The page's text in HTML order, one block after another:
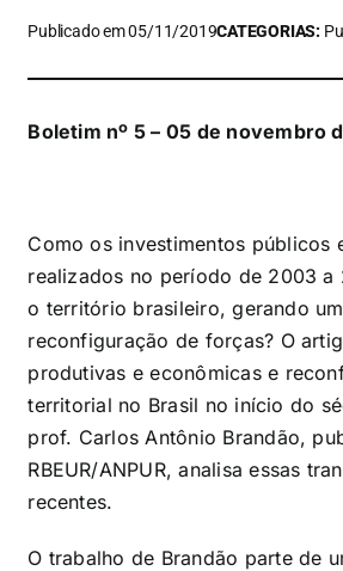
Publicado em 05/11/2019CATEGORIAS:
Boletim nº 5 – 05 de novembro
Como os investimentos públicos
realizados no período de 2003 a
o território brasileiro, gerando
reconfiguração de forças? O
produtivas e econômicas e
territorial no Brasil no início do
prof. Carlos Antônio Brandão,
RBEUR/ANPUR, analisa essas
recentes.
O trabalho de Brandão parte de